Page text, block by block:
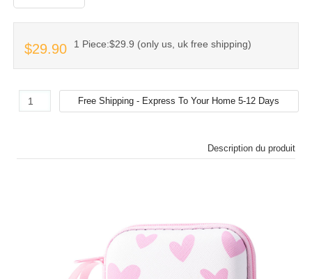
$29.90 1 Piece:$29.9 (only us, uk free shipping)
Description du produit